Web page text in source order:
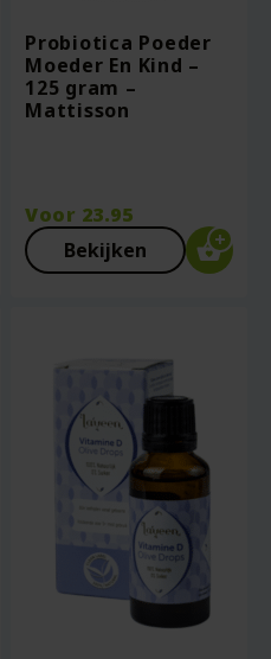
Probiotica Poeder
Moeder En Kind –
125 gram –
Mattisson
Voor 23.95
Bekijken